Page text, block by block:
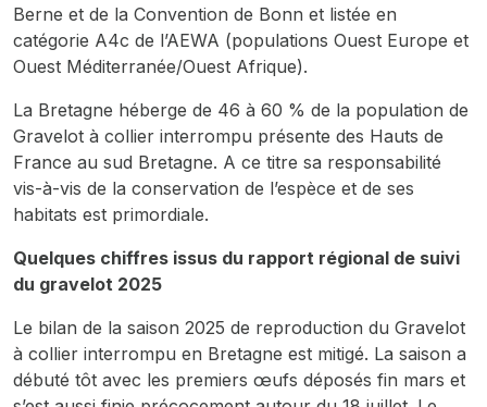
Berne et de la Convention de Bonn et listée en
catégorie A4c de l’AEWA (populations Ouest Europe et
Ouest Méditerranée/Ouest Afrique).
La Bretagne héberge de 46 à 60 % de la population de
Gravelot à collier interrompu présente des Hauts de
France au sud Bretagne. A ce titre sa responsabilité
vis-à-vis de la conservation de l’espèce et de ses
habitats est primordiale.
Quelques chiffres issus du rapport régional de suivi
du gravelot 2025
Le bilan de la saison 2025 de reproduction du Gravelot
à collier interrompu en Bretagne est mitigé. La saison a
débuté tôt avec les premiers œufs déposés fin mars et